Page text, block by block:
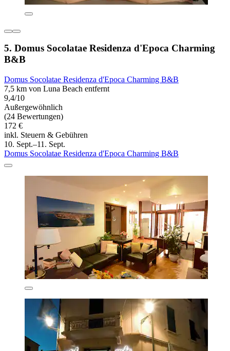
5. Domus Socolatae Residenza d'Epoca Charming
B&B
Domus Socolatae Residenza d'Epoca Charming B&B
7,5 km von Luna Beach entfernt
9,4/10
Außergewöhnlich
(24 Bewertungen)
172 €
inkl. Steuern & Gebühren
10. Sept.–11. Sept.
Domus Socolatae Residenza d'Epoca Charming B&B